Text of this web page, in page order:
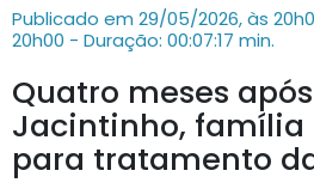
Publicado em 29/05/2026, às
20h00 - Duração: 00:07:17 min.
Quatro meses
Jacintinho, família
para tratamento